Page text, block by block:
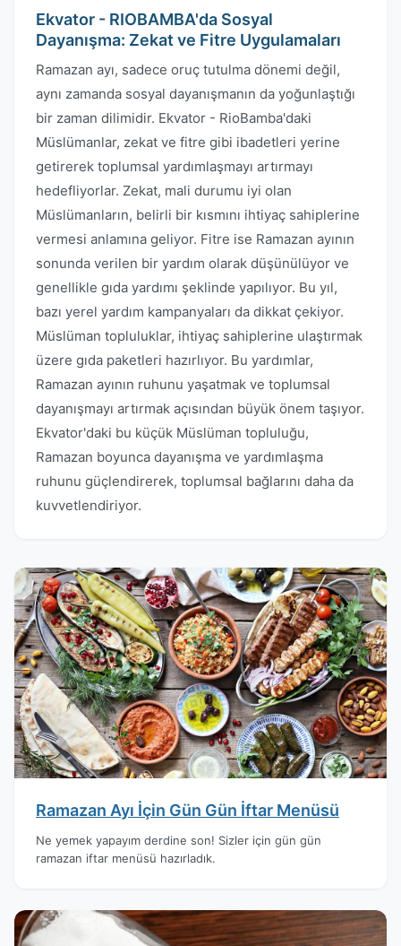
Ekvator - RIOBAMBA'da Sosyal
Dayanışma: Zekat ve Fitre Uygulamaları
Ramazan ayı, sadece oruç tutulma dönemi değil,
aynı zamanda sosyal dayanışmanın da yoğunlaştığı
bir zaman dilimidir. Ekvator - RioBamba'daki
Müslümanlar, zekat ve fitre gibi ibadetleri yerine
getirerek toplumsal yardımlaşmayı artırmayı
hedefliyorlar. Zekat, mali durumu iyi olan
Müslümanların, belirli bir kısmını ihtiyaç sahiplerine
vermesi anlamına geliyor. Fitre ise Ramazan ayının
sonunda verilen bir yardım olarak düşünülüyor ve
genellikle gıda yardımı şeklinde yapılıyor. Bu yıl,
bazı yerel yardım kampanyaları da dikkat çekiyor.
Müslüman topluluklar, ihtiyaç sahiplerine ulaştırmak
üzere gıda paketleri hazırlıyor. Bu yardımlar,
Ramazan ayının ruhunu yaşatmak ve toplumsal
dayanışmayı artırmak açısından büyük önem taşıyor.
Ekvator'daki bu küçük Müslüman topluluğu,
Ramazan boyunca dayanışma ve yardımlaşma
ruhunu güçlendirerek, toplumsal bağlarını daha da
kuvvetlendiriyor.
Ramazan Ayı İçin Gün Gün İftar Menüsü
Ne yemek yapayım derdine son! Sizler için gün gün
ramazan iftar menüsü hazırladık.